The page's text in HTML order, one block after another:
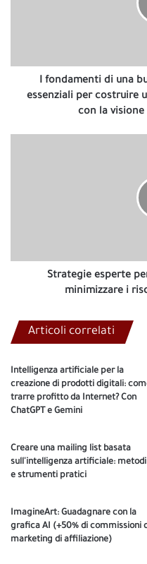
essenziali
costruire
I fondamenti di una
essenziali per costruire
con la
i
volatili
Strategie esperte
minimizzare i
Articoli correlati
Intelligenza artificiale per la
creazione di prodotti digitali:
trarre profitto da Internet? Con
ChatGPT e Gemini
Creare una mailing list basata
sull'intelligenza artificiale: metodi
e strumenti pratici
ImagineArt: Guadagnare con la
grafica AI (+50% di commissioni
marketing di affiliazione)